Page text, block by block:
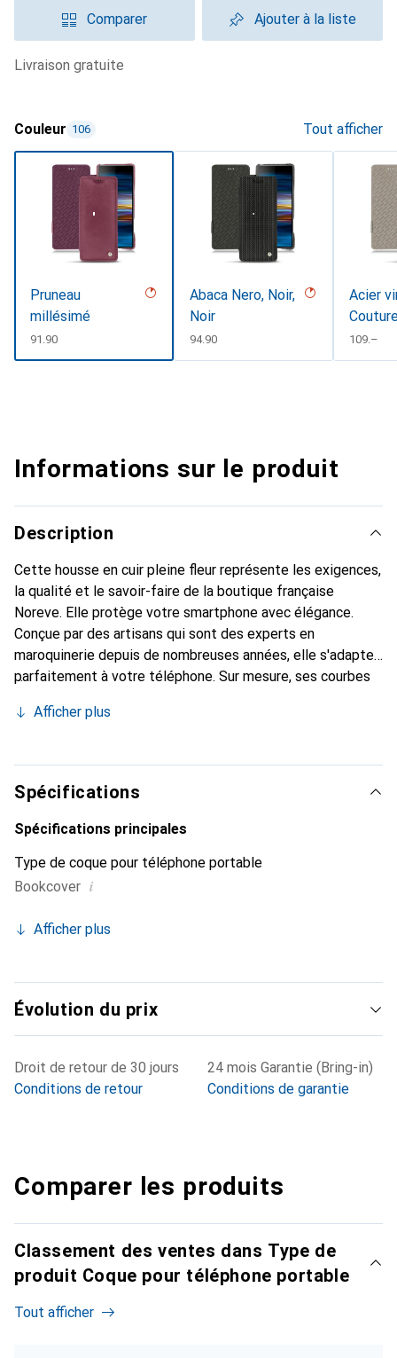
Comparer Ajouter à la liste
livraison gratuite
Couleur 106 Tout afficher
Pruneau
millésimé
CHF
91.90
Abaca Nero, Noir,
Noir
CHF
94.90
Acier
CHF
109.–
Informations sur le produit
Description
Cette housse en cuir pleine fleur représente les exigences,
la qualité et le savoir-faire de la boutique française
Noreve. Elle protège votre smartphone avec élégance.
Conçue par des artisans qui sont des experts en
maroquinerie depuis de nombreuses années, elle s'adapte
parfaitement à votre téléphone. Sur mesure, ses courbes
devient l'accessoire chic et indispensable de votre
produits de haute qualité, la marque Noreve est un choix
sûr pour une clientèle exigeante.
Afficher plus
Spécifications
Spécifications principales
Type de coque pour téléphone portable
Bookcover i
Afficher plus
Évolution du prix
Droit de retour de 30 jours
Conditions de retour
24 mois Garantie (Bring-in)
Conditions de garantie
Comparer les produits
Classement des ventes dans Type de
produit Coque pour téléphone portable
Tout afficher